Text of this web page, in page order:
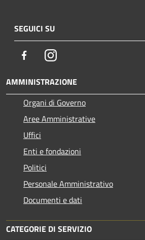
SEGUICI SU
FacebookInstagram
AMMINISTRAZIONE
Organi di Governo
Aree Amministrative
Uffici
Enti e fondazioni
Politici
Personale Amministrativo
Documenti e dati
CATEGORIE DI SERVIZIO